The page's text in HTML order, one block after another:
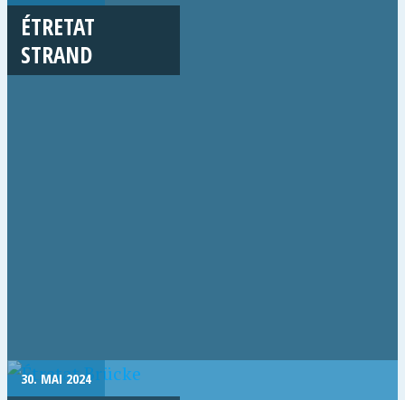
ÉTRETAT
STRAND
30. MAI 2024